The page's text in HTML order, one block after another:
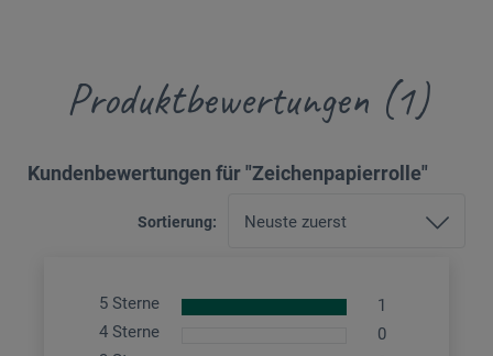
Produktbewertungen (1)
Kundenbewertungen für "Zeichenpapierrolle"
Sortierung:
5 Sterne
1
4 Sterne
0